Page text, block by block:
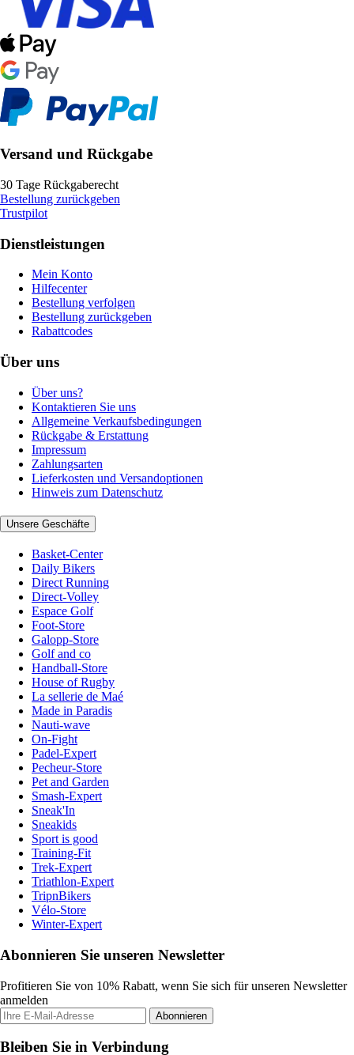
Versand und Rückgabe
30 Tage Rückgaberecht
Bestellung zurückgeben
Trustpilot
Dienstleistungen
Mein Konto
Hilfecenter
Bestellung verfolgen
Bestellung zurückgeben
Rabattcodes
Über uns
Über uns?
Kontaktieren Sie uns
Allgemeine Verkaufsbedingungen
Rückgabe & Erstattung
Impressum
Zahlungsarten
Lieferkosten und Versandoptionen
Hinweis zum Datenschutz
Unsere Geschäfte
Basket-Center
Daily Bikers
Direct Running
Direct-Volley
Espace Golf
Foot-Store
Galopp-Store
Golf and co
Handball-Store
House of Rugby
La sellerie de Maé
Made in Paradis
Nauti-wave
On-Fight
Padel-Expert
Pecheur-Store
Pet and Garden
Smash-Expert
Sneak'In
Sneakids
Sport is good
Training-Fit
Trek-Expert
Triathlon-Expert
TripnBikers
Vélo-Store
Winter-Expert
Abonnieren Sie unseren Newsletter
Profitieren Sie von 10% Rabatt, wenn Sie sich für unseren Newsletter
anmelden
Abonnieren
Bleiben Sie in Verbindung